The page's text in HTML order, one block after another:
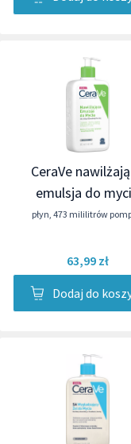
CeraVe
emulsja do
płyn, 473 mililitrów
63,99 zł
Dodaj do